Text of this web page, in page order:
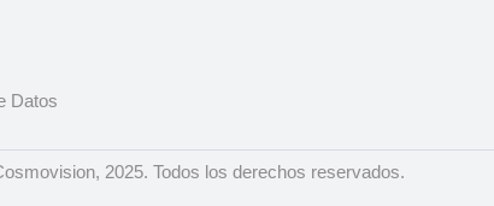
Datos
2025. Todos los derechos reservados.